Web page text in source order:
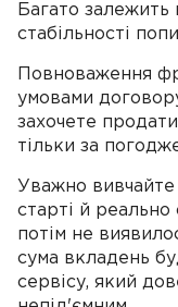
Багато залежить
стабільності
Повноваження
умовами
захочете
тільки за
Уважно
старті й
потім не
сума вкладень
сервісу, який